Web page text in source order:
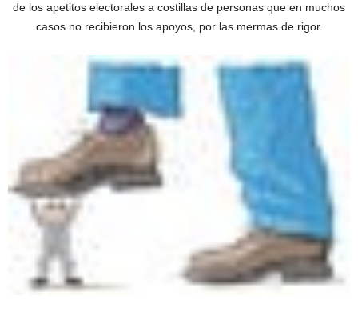
de los apetitos electorales a costillas de personas que en muchos
casos no recibieron los apoyos, por las mermas de rigor.